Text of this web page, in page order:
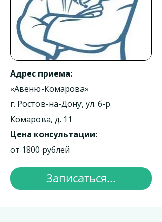
Адрес приема:
«Авеню-Комарова»
г. Ростов-на-Дону, ул. б-р
Комарова, д. 11
Цена консультации:
от 1800 рублей
Записаться...